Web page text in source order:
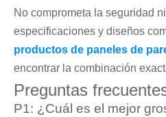
No comprometa la seguridad
especificaciones y diseños
productos de paneles de
encontrar la combinación
Preguntas
P1: ¿Cuál es el mejor